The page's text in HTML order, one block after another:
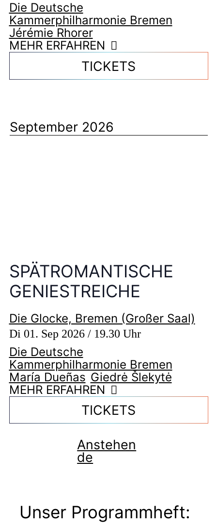
Die Deutsche
Kammerphilharmonie Bremen
Jérémie Rhorer
TICKETS
MEHR ERFAHREN
September 2026
SPÄTROMANTISCHE
GENIESTREICHE
Die Glocke, Bremen (Großer Saal)
Di 01. Sep 2026 / 19.30 Uhr
Die Deutsche
Kammerphilharmonie Bremen
María Dueñas Giedrė Šlekytė
TICKETS
MEHR ERFAHREN
Anstehen
de
Unser Programmheft: